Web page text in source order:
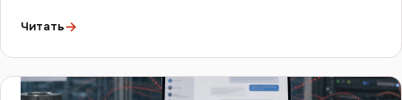
Читать→